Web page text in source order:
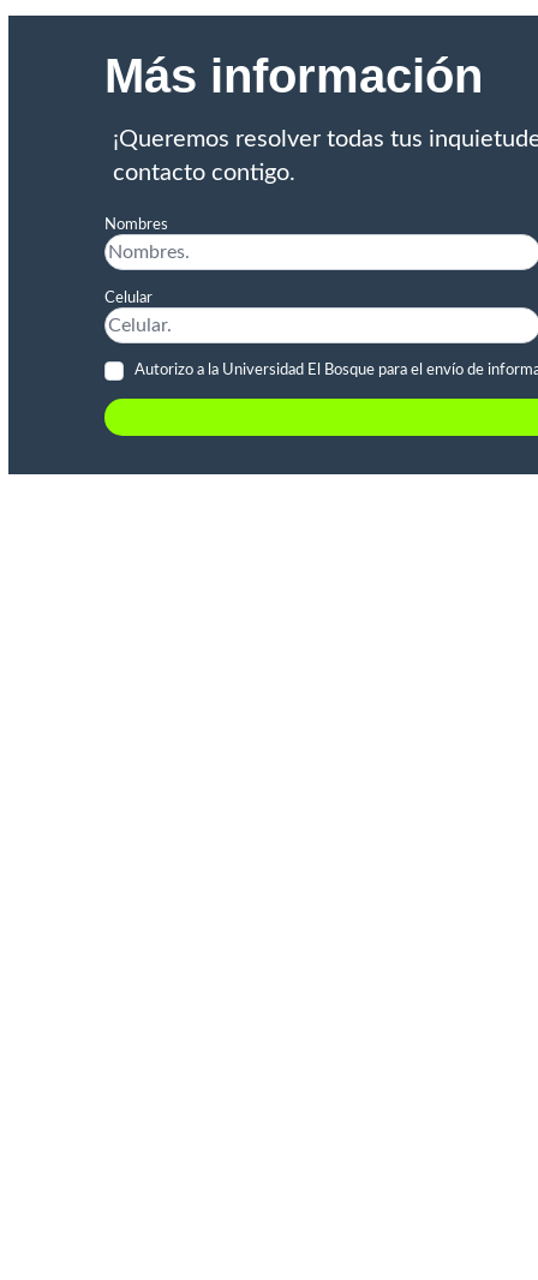
Más información
¡Queremos resolver todas tus
contacto contigo.
Nombres
Celular
Autorizo a la Universidad El Bosque para el envío de